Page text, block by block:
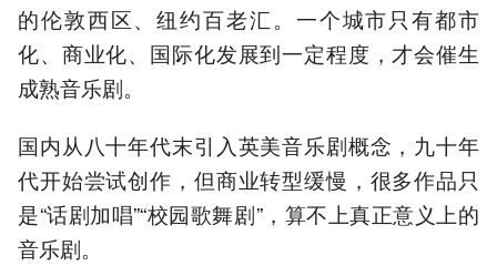
的伦敦西区、纽约百老汇。一个城市只有都市
化、商业化、国际化发展到一定程度，才会催生
成熟音乐剧。
国内从八十年代末引入英美音乐剧概念，九十年
代开始尝试创作，但商业转型缓慢，很多作品只
是“话剧加唱”“校园歌舞剧”，算不上真正意义上的
音乐剧。